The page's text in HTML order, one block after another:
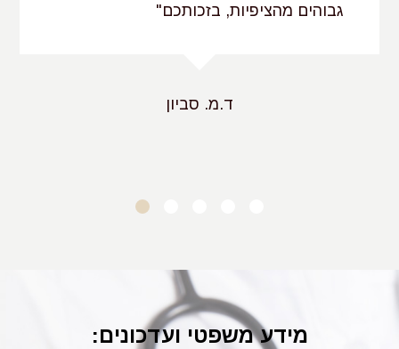
גבוהים מהציפיות, בזכותכם"
ד.מ. סביון
מידע משפטי ועדכונים: